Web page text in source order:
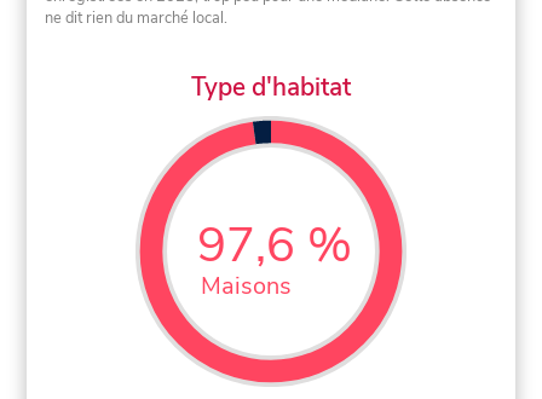
ne dit rien du marché local.
Type d'habitat
97,6 %
Maisons